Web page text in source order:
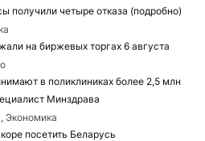
получили четыре отказа (подробно)
на биржевых торгах 6 августа
в поликлиниках более 2,5 млн
Минздрава
Экономика
посетить Беларусь